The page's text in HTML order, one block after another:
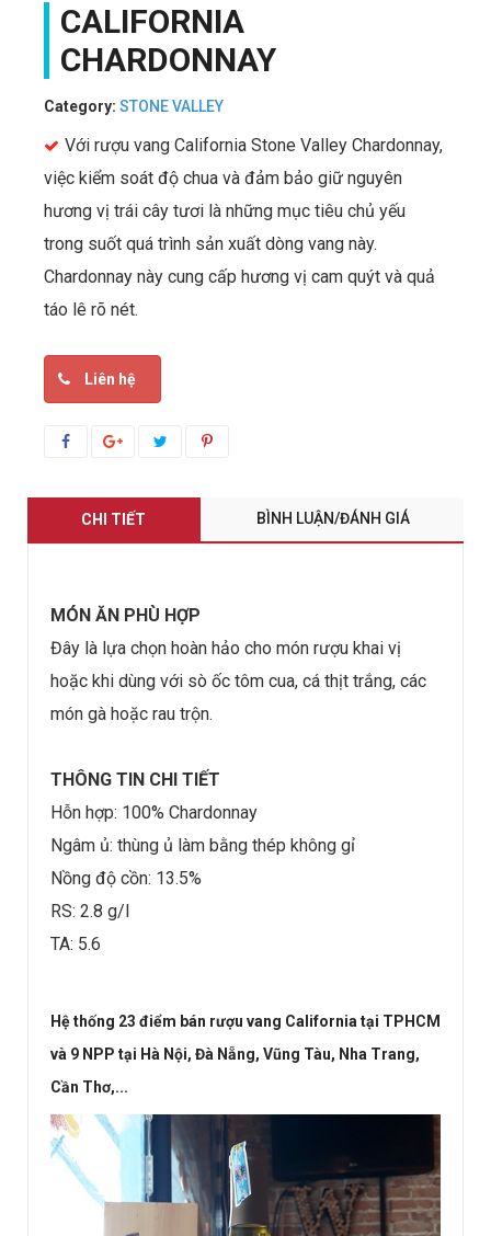
CALIFORNIA
CHARDONNAY
Category: STONE VALLEY
Với rượu vang California Stone Valley Chardonnay,
việc kiểm soát độ chua và đảm bảo giữ nguyên
hương vị trái cây tươi là những mục tiêu chủ yếu
trong suốt quá trình sản xuất dòng vang này.
Chardonnay này cung cấp hương vị cam quýt và quả
táo lê rõ nét.
Liên hệ
CHI TIẾT BÌNH LUẬN/ĐÁNH GIÁ
MÓN ĂN PHÙ HỢP
Đây là lựa chọn hoàn hảo cho món rượu khai vị
hoặc khi dùng với sò ốc tôm cua, cá thịt trắng, các
món gà hoặc rau trộn.
THÔNG TIN CHI TIẾT
Hỗn hợp: 100% Chardonnay
Ngâm ủ: thùng ủ làm bằng thép không gỉ
Nồng độ cồn: 13.5%
RS: 2.8 g/l
TA: 5.6
Hệ thống 23 điểm bán rượu vang California tại TPHCM
và 9 NPP tại Hà Nội, Đà Nẵng, Vũng Tàu, Nha Trang,
Cần Thơ,...